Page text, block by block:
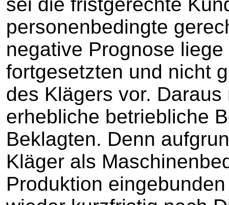
personenbedingte
negative Prognose
fortgesetzten und nicht
des Klägers vor.
erhebliche betriebliche
Beklagten. Denn
Kläger als
Produktion